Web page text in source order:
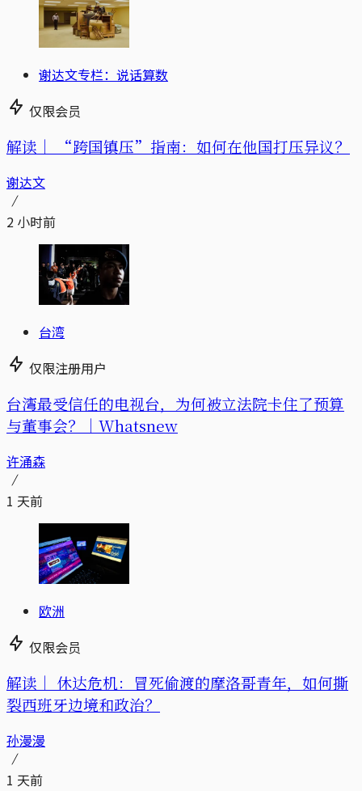
谢达文专栏：说话算数
仅限会员
解读｜ “跨国镇压”指南：如何在他国打压异议？
谢达文
2 小时前
台湾
仅限注册用户
台湾最受信任的电视台，为何被立法院卡住了预算
与董事会？｜Whatsnew
许涌森
1 天前
欧洲
仅限会员
解读｜ 休达危机：冒死偷渡的摩洛哥青年，如何撕
裂西班牙边境和政治？
孙漫漫
1 天前